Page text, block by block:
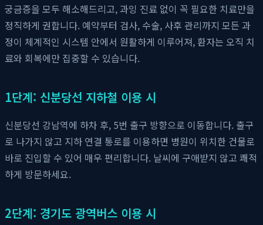
궁금증을 모두 해소해드리고, 과잉 진료 없이 꼭 필요한 치료만을
정직하게 권합니다. 예약부터 검사, 수술, 사후 관리까지 모든 과
정이 체계적인 시스템 안에서 원활하게 이루어져, 환자는 오직 치
료와 회복에만 집중할 수 있습니다.
1단계: 신분당선 지하철 이용 시
신분당선 강남역에 하차 후, 5번 출구 방향으로 이동합니다. 출구
로 나가지 않고 지하 연결 통로를 이용하면 병원이 위치한 건물로
바로 진입할 수 있어 매우 편리합니다. 날씨에 구애받지 않고 쾌적
하게 방문하세요.
2단계: 경기도 광역버스 이용 시